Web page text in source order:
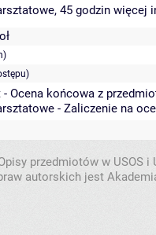
45 godzin więcej
- Ocena końcowa z
- Zaliczenie na
przedmiotów w USOS
autorskich jest